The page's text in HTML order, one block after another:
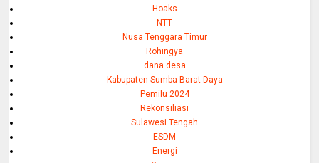
Hoaks
NTT
Nusa Tenggara Timur
Rohingya
dana desa
Kabupaten Sumba Barat Daya
Pemilu 2024
Rekonsiliasi
Sulawesi Tengah
ESDM
Energi